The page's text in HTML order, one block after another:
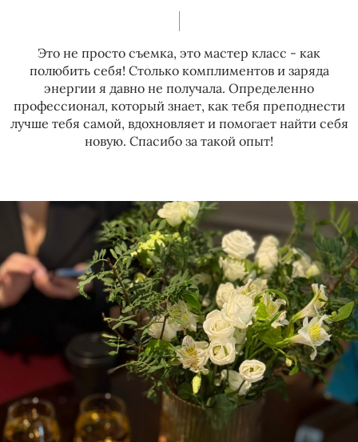
Это не просто съемка, это мастер класс - как
полюбить себя! Столько комплиментов и заряда
энергии я давно не получала. Определенно
профессионал, который знает, как тебя преподнести
лучше тебя самой, вдохновляет и помогает найти себя
новую. Спасибо за такой опыт!